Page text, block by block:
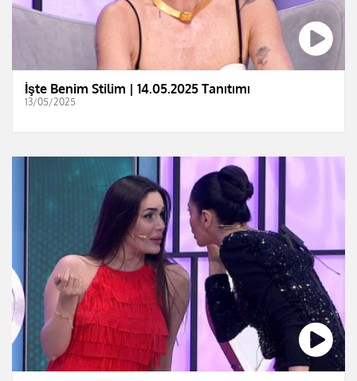
İşte Benim Stilim | 14.05.2025 Tanıtımı
13/05/2025